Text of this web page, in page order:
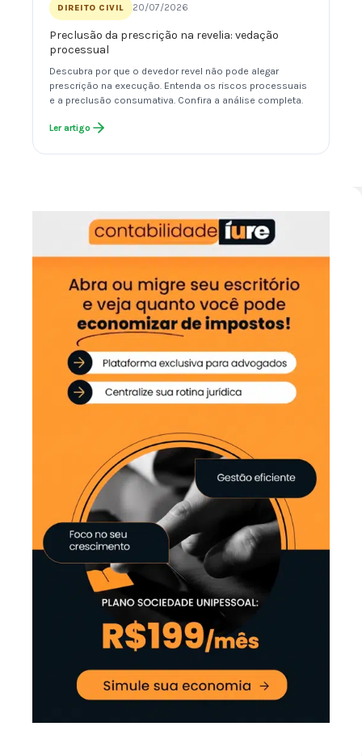
DIREITO CIVIL 20/07/2026
Preclusão da prescrição na revelia: vedação
processual
Descubra por que o devedor revel não pode alegar
prescrição na execução. Entenda os riscos processuais
e a preclusão consumativa. Confira a análise completa.
Ler artigo